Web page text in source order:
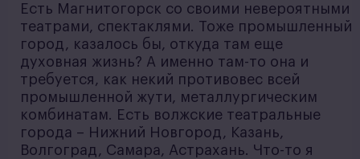
Есть Магнитогорск со своими невероятными
театрами, спектаклями. Тоже промышленный
город, казалось бы, откуда там еще
духовная жизнь? А именно там-то она и
требуется, как некий противовес всей
промышленной жути, металлургическим
комбинатам. Есть волжские театральные
города – Нижний Новгород, Казань,
Волгоград, Самара, Астрахань. Что-то я